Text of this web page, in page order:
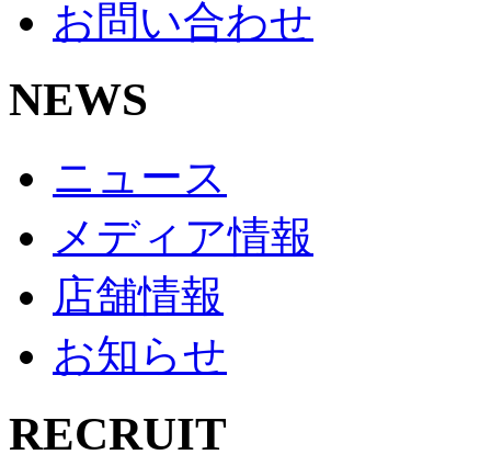
お問い合わせ
NEWS
ニュース
メディア情報
店舗情報
お知らせ
RECRUIT